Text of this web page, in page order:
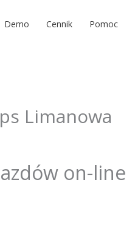
Demo Cennik Pomoc
Limanowa
on-line